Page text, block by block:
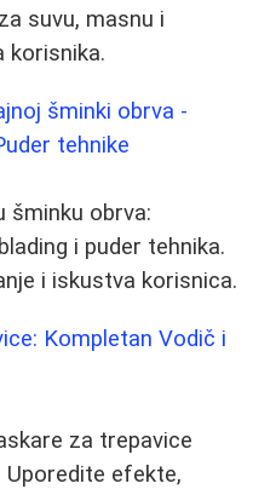
suvu, masnu i
korisnika.
šminki obrva -
tehnike
šminku obrva:
i puder tehnika.
i iskustva korisnica.
Kompletan Vodič i
za trepavice
efekte,